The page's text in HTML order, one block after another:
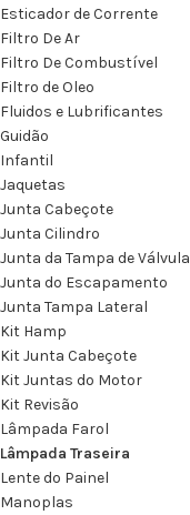
Esticador de Corrente
Filtro De Ar
Filtro De Combustível
Filtro de Oleo
Fluidos e Lubrificantes
Guidão
Infantil
Jaquetas
Junta Cabeçote
Junta Cilindro
Junta da Tampa de Válvula
Junta do Escapamento
Junta Tampa Lateral
Kit Hamp
Kit Junta Cabeçote
Kit Juntas do Motor
Kit Revisão
Lâmpada Farol
Lâmpada Traseira
Lente do Painel
Manoplas